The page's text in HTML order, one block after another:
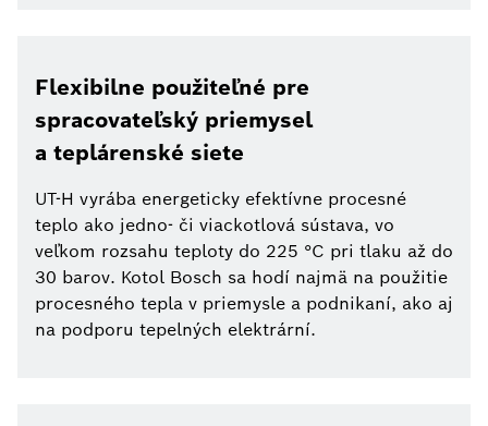
Flexibilne použiteľné pre
spracovateľský priemysel
a teplárenské siete
UT-H vyrába energeticky efektívne procesné
teplo ako jedno- či viackotlová sústava, vo
veľkom rozsahu teploty do 225 °C pri tlaku až do
30 barov. Kotol Bosch sa hodí najmä na použitie
procesného tepla v priemysle a podnikaní, ako aj
na podporu tepelných elektrární.